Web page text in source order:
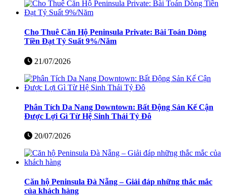
Cho Thuê Căn Hộ Peninsula Private: Bài Toán Dòng
Tiền Đạt Tỷ Suất 9%/Năm
21/07/2026
Phân Tích Da Nang Downtown: Bất Động Sản Kế Cận
Được Lợi Gì Từ Hệ Sinh Thái Tỷ Đô
20/07/2026
Căn hộ Peninsula Đà Nẵng – Giải đáp những thắc mắc
của khách hàng